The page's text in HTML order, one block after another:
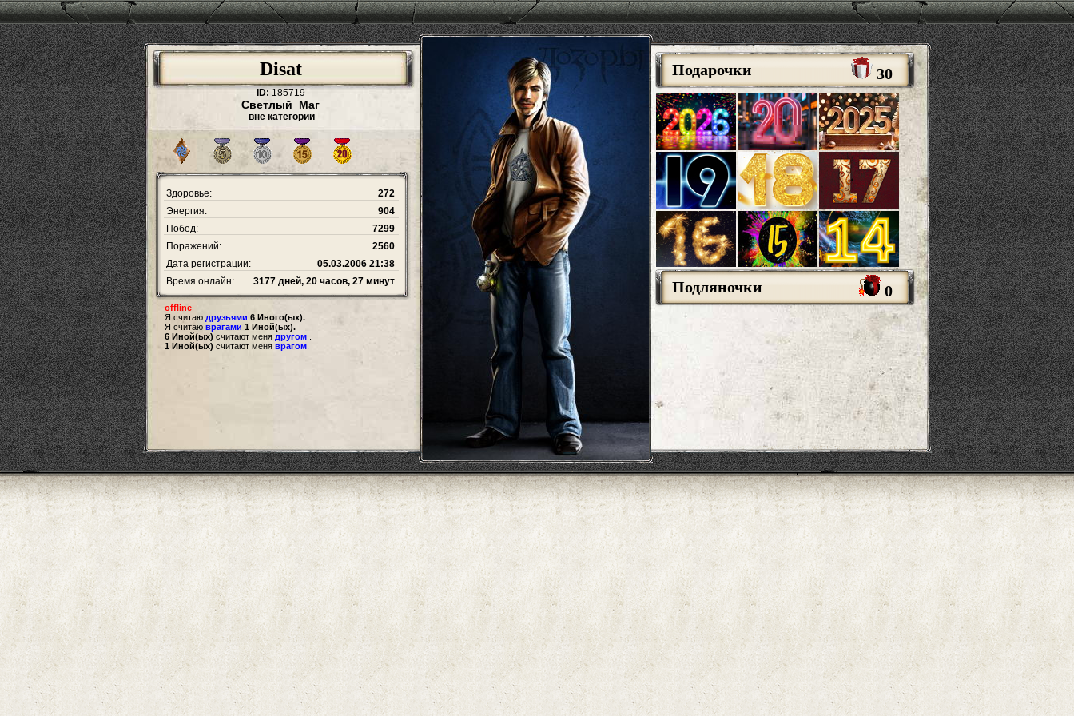
Disat
ID: 185719
Светлый Маг
вне категории
Здоровье:
272
Энергия:
904
Побед:
7299
Поражений:
2560
Дата регистрации:
05.03.2006 21:38
Время онлайн:
3177 дней, 20 часов, 27 минут
offline
Я считаю друзьями 6 Иного(ых).
Я считаю врагами 1 Иной(ых).
6 Иной(ых) считают меня другом
1 Иной(ых) считают меня врагом
Подарочки 30
Подляночки 0